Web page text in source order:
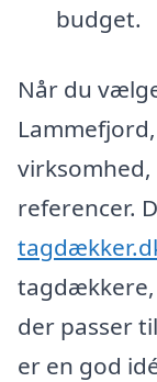
budget.
Når du
referencer.
tagdækkere,
der passer
er en god